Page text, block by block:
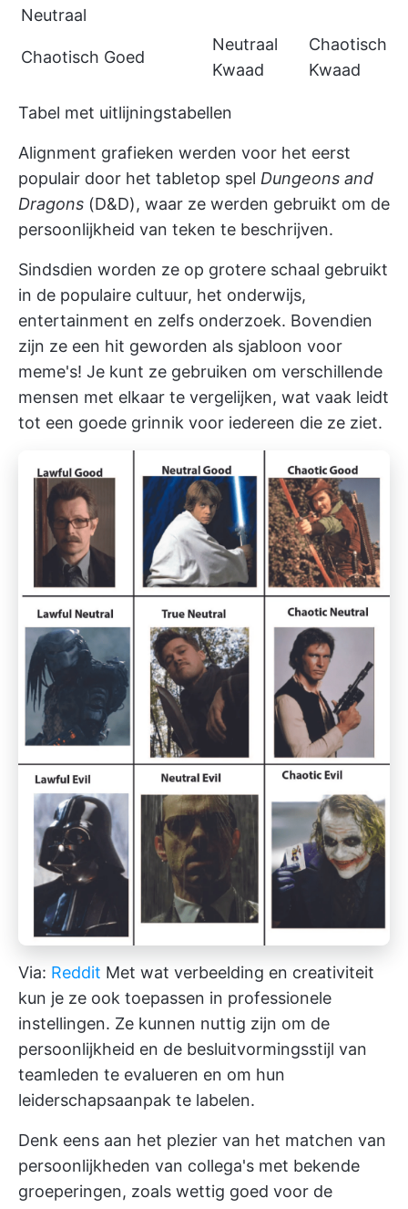
Neutraal
Chaotisch Goed
Neutraal
Kwaad
Chaotisch
Kwaad
Tabel met uitlijningstabellen
Alignment grafieken werden voor het eerst
populair door het tabletop spel Dungeons and
Dragons (D&D), waar ze werden gebruikt om de
persoonlijkheid van teken te beschrijven.
Sindsdien worden ze op grotere schaal gebruikt
in de populaire cultuur, het onderwijs,
entertainment en zelfs onderzoek. Bovendien
zijn ze een hit geworden als sjabloon voor
meme's! Je kunt ze gebruiken om verschillende
mensen met elkaar te vergelijken, wat vaak leidt
tot een goede grinnik voor iedereen die ze ziet.
Via: Reddit Met wat verbeelding en creativiteit
kun je ze ook toepassen in professionele
instellingen. Ze kunnen nuttig zijn om de
persoonlijkheid en de besluitvormingsstijl van
teamleden te evalueren en om hun
leiderschapsaanpak te labelen.
Denk eens aan het plezier van het matchen van
persoonlijkheden van collega's met bekende
groeperingen, zoals wettig goed voor de